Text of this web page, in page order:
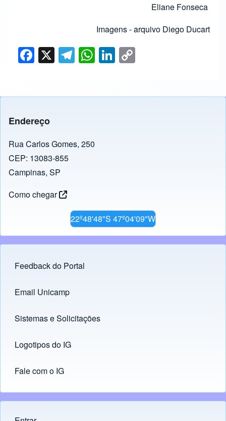
Eliane Fonseca
Imagens - arquivo Diego Ducart
F
a
e
b
o
o
k
X T
el
gr
W
h
s
Li
n
e y
Endereço
Rua Carlos Gomes, 250
CEP: 13083-855
Campinas, SP
Como chegar
22º48'48"S 47º04'09"W
Footer menu
Feedback do Portal
Links
Email Unicamp
(opens in new tab)
Sistemas e Solicitações
(opens in new tab)
Logotipos do IG
(opens in new tab)
Fale com o IG